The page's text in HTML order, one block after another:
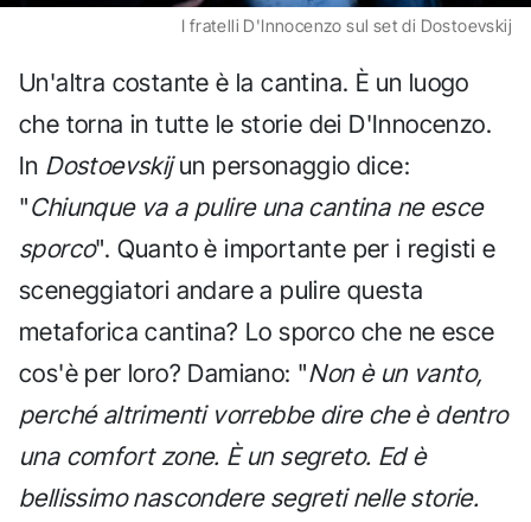
I fratelli D'Innocenzo sul set di Dostoevskij
Un'altra costante è la cantina. È un luogo
che torna in tutte le storie dei D'Innocenzo.
In Dostoevskijun personaggio dice:
"Chiunque va a pulire una cantina ne esce
sporco". Quanto è importante per i registi e
sceneggiatori andare a pulire questa
metaforica cantina? Lo sporco che ne esce
cos'è per loro? Damiano: "Non è un vanto,
perché altrimenti vorrebbe dire che è dentro
una comfort zone. È un segreto. Ed è
bellissimo nascondere segreti nelle storie.